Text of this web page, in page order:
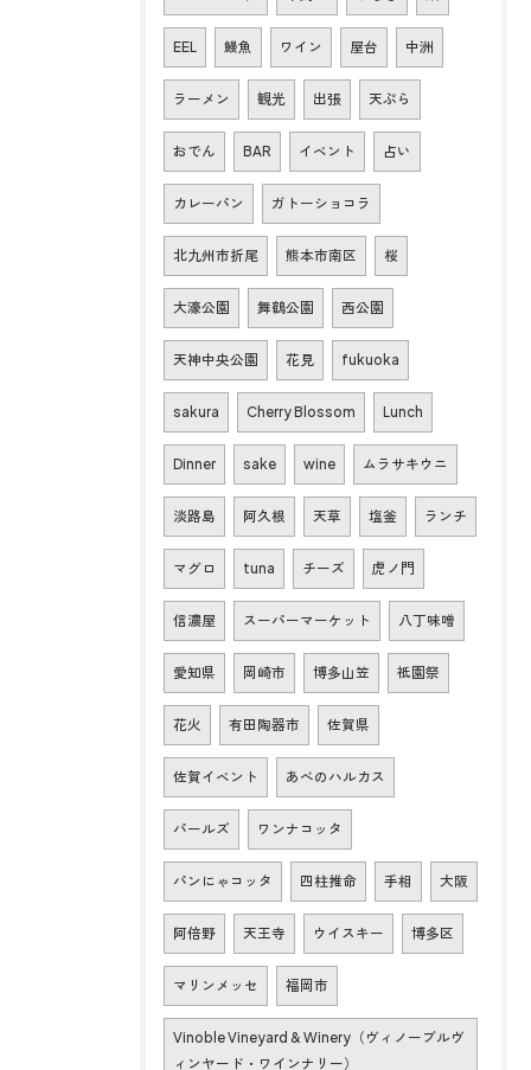
EEL 鰻魚 ワイン 屋台 中洲
ラーメン 観光 出張 天ぷら
おでん BAR イベント 占い
カレーパン ガトーショコラ
北九州市折尾 熊本市南区 桜
大濠公園 舞鶴公園 西公園
天神中央公園 花見 fukuoka
sakura Cherry Blossom Lunch
Dinner sake wine ムラサキウニ
淡路島 阿久根 天草 塩釜 ランチ
マグロ tuna チーズ 虎ノ門
信濃屋 スーパーマーケット 八丁味噌
愛知県 岡崎市 博多山笠 祇園祭
花火 有田陶器市 佐賀県
佐賀イベント あべのハルカス
パールズ ワンナコッタ
パンにゃコッタ 四柱推命 手相 大阪
阿倍野 天王寺 ウイスキー 博多区
マリンメッセ 福岡市
Vinoble Vineyard & Winery（ヴィノーブルヴ
ィンヤード・ワインナリー）